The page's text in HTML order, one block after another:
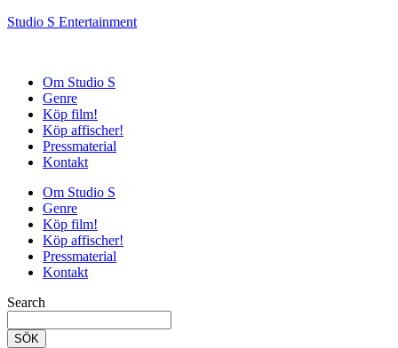
Studio S Entertainment
Om Studio S
Genre
Köp film!
Köp affischer!
Pressmaterial
Kontakt
Om Studio S
Genre
Köp film!
Köp affischer!
Pressmaterial
Kontakt
Search
SÖK